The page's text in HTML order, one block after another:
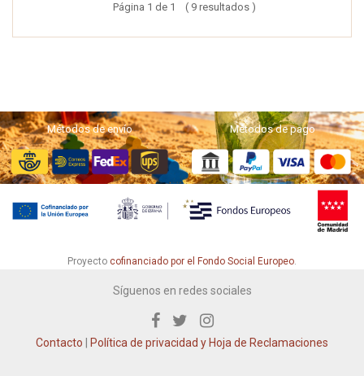
Página 1 de 1 ( 9 resultados )
Métodos de envío Métodos de pago
Proyecto cofinanciado por el Fondo Social Europeo
Síguenos en redes sociales
Contacto Política de privacidad y Hoja de Reclamaciones